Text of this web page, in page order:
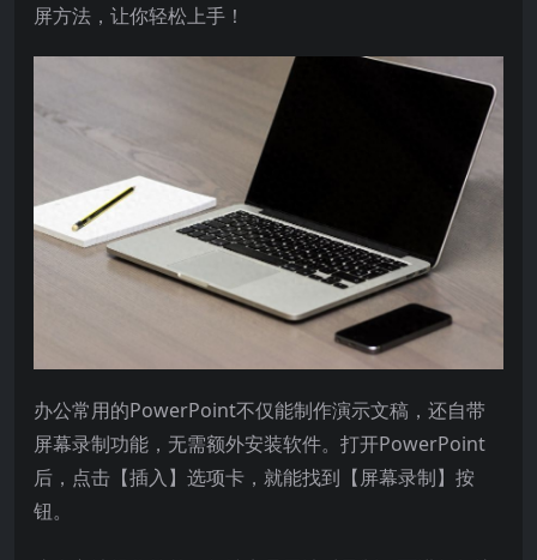
屏方法，让你轻松上手！
办公常用的PowerPoint不仅能制作演示文稿，还自带
屏幕录制功能，无需额外安装软件。打开PowerPoint
后，点击【插入】选项卡，就能找到【屏幕录制】按
钮。